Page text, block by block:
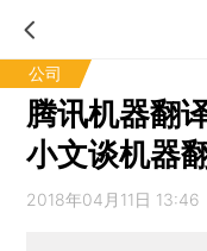
公司
腾讯机器翻
小文谈机器
2018年04月11日 13:46